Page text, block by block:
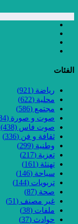
الفئات
رياضة (921)
محلية (622)
مجتمع (586)
صوت و صورة (484)
صوت فاس Tv (438)
ثقافة و فن (336)
وطنية (299)
تعزية (217)
تهنئة (161)
سياحة (146)
تربويات (144)
صحة (87)
غير مصنف (51)
ملفات (38)
حوادث (37)